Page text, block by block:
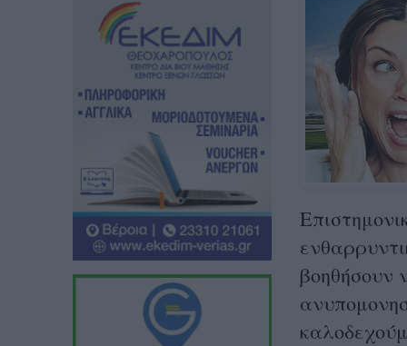
βοηθήσουν